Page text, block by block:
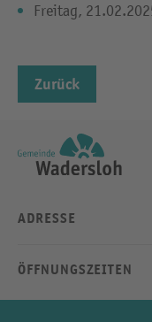
Freitag,
Zurück
ADRESSE
ÖFFNUNGSZEITEN